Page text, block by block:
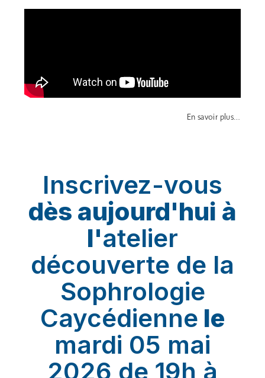
En savoir plus…
Inscrivez-vous
dès aujourd'hui à
l'atelier
découverte de la
Sophrologie
Caycédienne le
mardi 05 mai
2026 de 19h à